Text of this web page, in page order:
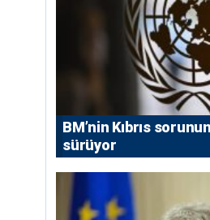
BM’nin Kıbrıs
sürüyor